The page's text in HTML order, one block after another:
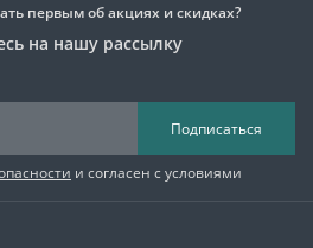
первым об акциях и скидках?
на нашу рассылку
Подписаться
и согласен с условиями